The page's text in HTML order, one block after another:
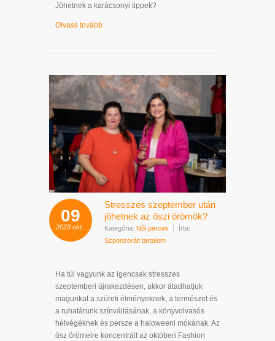
Jöhetnek a karácsonyi tippek?
Olvass tovább
09
2023 okt.
Stresszes szeptember után
jöhetnek az őszi örömök?
Kategória: Női percek
Írta:
Szponzorált tartalom
Ha túl vagyunk az igencsak stresszes
szeptemberi újrakezdésen, akkor átadhatjuk
magunkat a szüreti élményeknek, a természet és
a ruhatárunk színváltásának, a könyvolvasós
hétvégéknek és persze a haloweeni mókának. Az
ősz örömeire koncentrált az októberi Fashion